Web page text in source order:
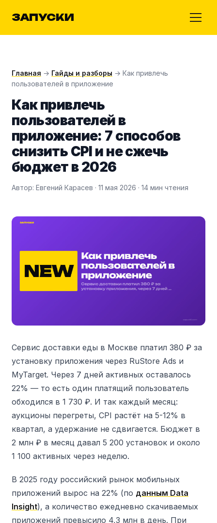
ЗАПУСКИ
Главная → Гайды и разборы → Как привлечь
пользователей в приложение
Как привлечь
пользователей в
приложение: 7 способов
снизить CPI и не сжечь
бюджет в 2026
Автор: Евгений Карасев · 11 мая 2026 · 14 мин чтения
Сервис доставки еды в Москве платил 380 ₽ за
установку приложения через RuStore Ads и
MyTarget. Через 7 дней активных оставалось
22% — то есть один платящий пользователь
обходился в 1 730 ₽. И так каждый месяц:
аукционы перегреты, CPI растёт на 5-12% в
квартал, а удержание не сдвигается. Бюджет в
2 млн ₽ в месяц давал 5 200 установок и около
1 100 активных через неделю.
В 2025 году российский рынок мобильных
приложений вырос на 22% (по данным Data
Insight), а количество ежедневно скачиваемых
приложений превысило 4,3 млн в день. При